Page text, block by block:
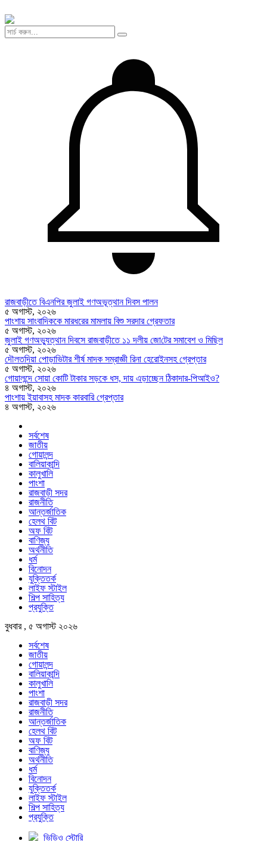
রাজবাড়ীতে বিএন‌পির জুলাই গণঅভূত্থান দিবস পালন
৫ অগাস্ট, ২০২৬
পাংশায় সাংবাদিককে মারধরের মামলায় বিশু সরদার গ্রেফতার
৫ অগাস্ট, ২০২৬
জুলাই গণঅভ্যুত্থান দিবসে রাজবাড়ীতে ১১ দলীয় জো‌টের সমাবেশ ও মি‌ছিল
৫ অগাস্ট, ২০২৬
দৌলতদিয়া পোড়াভিটার শীর্ষ মাদক সম্রাজ্ঞী রিনা হেরোইনসহ গ্রেপ্তার
৫ অগাস্ট, ২০২৬
গোয়ালন্দে সোয়া কোটি টাকার সড়কে ধস, দায় এড়াচ্ছেন ঠিকাদার-পিআইও?
৪ অগাস্ট, ২০২৬
পাংশায় ইয়াবাসহ মাদক কারবারি গ্রেপ্তার
৪ অগাস্ট, ২০২৬
সর্বশেষ
জাতীয়
গোয়ালন্দ
বালিয়াকান্দি
কালুখালি
পাংশা
রাজবাড়ী সদর
রাজনীতি
আন্তর্জাতিক
হেলথ বিট
অফ বিট
বাণিজ্য
অর্থনীতি
ধর্ম
বিনোদন
যুক্তিতর্ক
লাইফ স্টাইল
শিল্প সাহিত্য
প্রযুক্তি
বুধবার , ৫ অগাস্ট ২০২৬
সর্বশেষ
জাতীয়
গোয়ালন্দ
বালিয়াকান্দি
কালুখালি
পাংশা
রাজবাড়ী সদর
রাজনীতি
আন্তর্জাতিক
হেলথ বিট
অফ বিট
বাণিজ্য
অর্থনীতি
ধর্ম
বিনোদন
যুক্তিতর্ক
লাইফ স্টাইল
শিল্প সাহিত্য
প্রযুক্তি
ভিডিও স্টোরি